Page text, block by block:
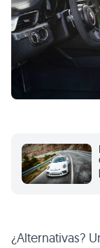
¿Alternativas?